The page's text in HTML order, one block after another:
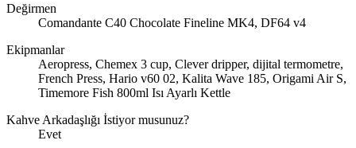
Değirmen
Comandante C40 Chocolate Fineline MK4, DF64 v4
Ekipmanlar
Aeropress, Chemex 3 cup, Clever dripper, dijital termometre,
French Press, Hario v60 02, Kalita Wave 185, Origami Air S,
Timemore Fish 800ml Isı Ayarlı Kettle
Kahve Arkadaşlığı İstiyor musunuz?
Evet